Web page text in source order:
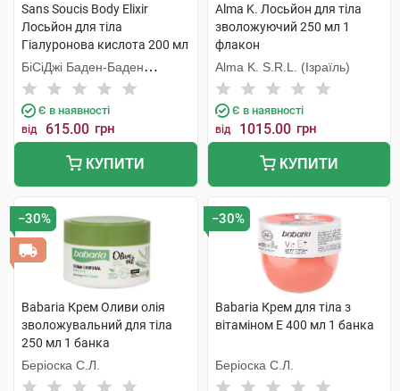
Sans Soucis Body Elixir
Лосьйон для тіла
Гіалуронова кислота 200 мл
1 туба
БіСіДжі Баден-Баден
Косметікс Груп Гмбх
Є в наявності
від 615.00 грн
КУПИТИ
Alma K. Лосьйон для тіла
зволожуючий 250 мл 1
флакон
Alma K. S.R.L. (Ізраїль)
Є в наявності
від 1015.00 грн
КУПИТИ
−30%
Babaria Крем Оливи олія
зволожувальний для тіла
250 мл 1 банка
Беріоска С.Л.
−30%
Babaria Крем для тіла з
вітаміном Е 400 мл 1 банка
Беріоска С.Л.